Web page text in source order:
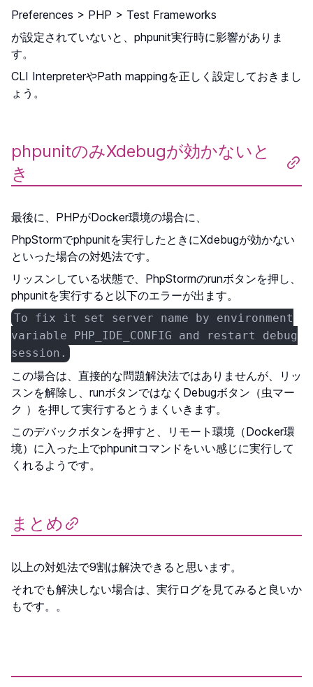
Preferences > PHP > Test Frameworks
が設定されていないと、phpunit実行時に影響がありま
す。
CLI InterpreterやPath mappingを正しく設定しておきまし
ょう。
phpunitのみXdebugが効かないと
き
最後に、PHPがDocker環境の場合に、
PhpStormでphpunitを実行したときにXdebugが効かない
といった場合の対処法です。
リッスンしている状態で、PhpStormのrunボタンを押し、
phpunitを実行すると以下のエラーが出ます。
To fix it set server name by environment
variable PHP_IDE_CONFIG and restart debug
session.
この場合は、直接的な問題解決法ではありませんが、リッ
スンを解除し、runボタンではなくDebugボタン（虫マー
ク ）を押して実行するとうまくいきます。
このデバックボタンを押すと、リモート環境（Docker環
境）に入った上でphpunitコマンドをいい感じに実行して
くれるようです。
まとめ
以上の対処法で9割は解決できると思います。
それでも解決しない場合は、実行ログを見てみると良いか
もです。。